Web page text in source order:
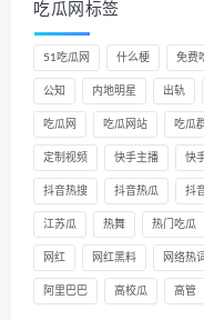
吃瓜网标签
51吃瓜网 什么梗 免费
公知 内地明星 出轨
吃瓜网 吃瓜网站 吃瓜
定制视频 快手主播 快
抖音热搜 抖音热瓜 抖
江苏瓜 热舞 热门吃瓜
网红 网红黑料 网络热词
阿里巴巴 高校瓜 高管